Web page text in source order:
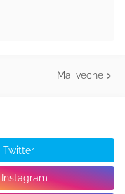
Mai veche
Twitter
Instagram